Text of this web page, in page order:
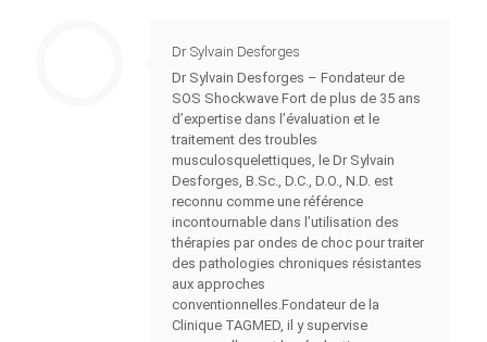
Dr Sylvain Desforges
Dr Sylvain Desforges – Fondateur de
SOS Shockwave Fort de plus de 35 ans
d’expertise dans l’évaluation et le
traitement des troubles
musculosquelettiques, le Dr Sylvain
Desforges, B.Sc., D.C., D.O., N.D. est
reconnu comme une référence
incontournable dans l’utilisation des
thérapies par ondes de choc pour traiter
des pathologies chroniques résistantes
aux approches
conventionnelles.Fondateur de la
Clinique TAGMED, il y supervise